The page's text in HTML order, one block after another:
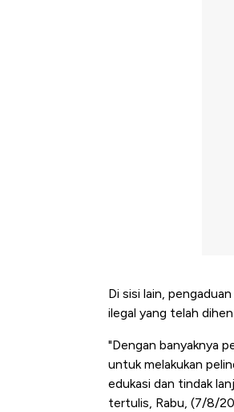
Di sisi lain,
ilegal yang telah
"Dengan banyaknya
untuk melakukan
edukasi dan tindak
tertulis, Rabu, (7/8/